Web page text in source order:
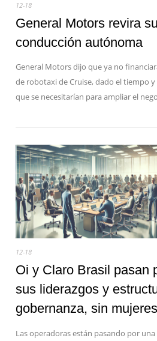
12-18
General Motors revira
conducción autónoma
General Motors dijo que ya no
de robotaxi de Cruise, dado el tiempo
que se necesitarían para ampliar el
12-18
Oi y Claro Brasil pasan
sus liderazgos y
gobernanza, sin mujeres
Las operadoras están pasando por